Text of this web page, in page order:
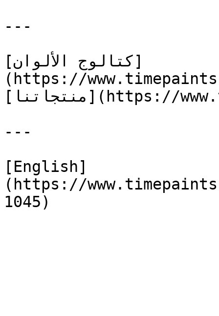
---
[كتالوج الألوان]
(https://
[منتجاتنا](https://www.timepaints.com/ar/products)
---
[English]
(https://
1045)